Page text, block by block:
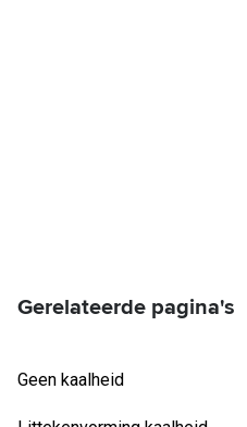
Gerelateerde pagina's
Geen kaalheid